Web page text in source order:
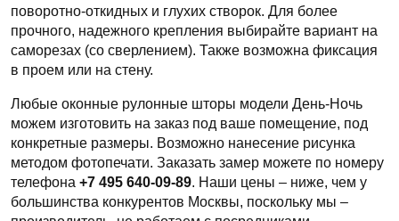
поворотно-откидных и глухих створок. Для более
прочного, надежного крепления выбирайте вариант на
саморезах (со сверлением). Также возможна фиксация
в проем или на стену.
Любые оконные рулонные шторы модели День-Ночь
можем изготовить на заказ под ваше помещение, под
конкретные размеры. Возможно нанесение рисунка
методом фотопечати. Заказать замер можете по номеру
телефона +7 495 640-09-89. Наши цены – ниже, чем у
большинства конкурентов Москвы, поскольку мы –